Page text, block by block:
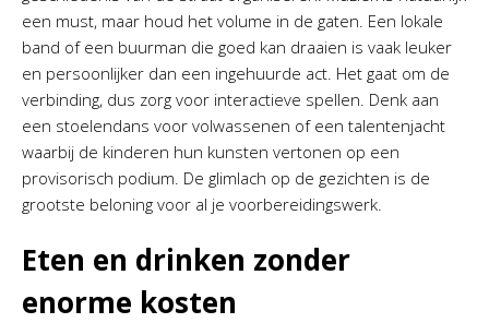
een must, maar houd het volume in de gaten. Een lokale
band of een buurman die goed kan draaien is vaak leuker
en persoonlijker dan een ingehuurde act. Het gaat om de
verbinding, dus zorg voor interactieve spellen. Denk aan
een stoelendans voor volwassenen of een talentenjacht
waarbij de kinderen hun kunsten vertonen op een
provisorisch podium. De glimlach op de gezichten is de
grootste beloning voor al je voorbereidingswerk.
Eten en drinken zonder
enorme kosten